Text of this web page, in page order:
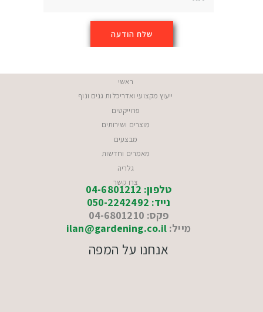
ראשי
ייעוץ מקצועי ואדריכלות גנים ונוף
פרוייקטים
מוצרים ושירותים
מבצעים
מאמרים וחדשות
גלריה
צרו קשר
טלפון: 04-6801212
נייד: 050-2242492
פקס: 04-6801210
מייל: ilan@gardening.co.il
אנחנו על המפה